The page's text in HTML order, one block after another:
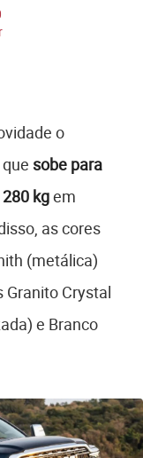
o
sobe para
kgem
as cores
(metálica)
Granito Crystal
e Branco